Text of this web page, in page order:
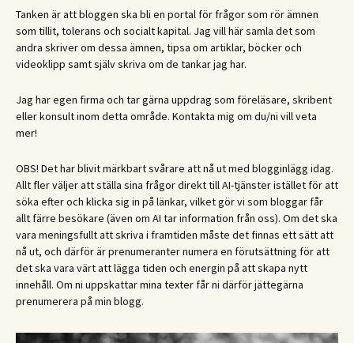
Tanken är att bloggen ska bli en portal för frågor som rör ämnen
som tillit, tolerans och socialt kapital. Jag vill här samla det som
andra skriver om dessa ämnen, tipsa om artiklar, böcker och
videoklipp samt själv skriva om de tankar jag har.
Jag har egen firma och tar gärna uppdrag som föreläsare, skribent
eller konsult inom detta område. Kontakta mig om du/ni vill veta
mer!
OBS! Det har blivit märkbart svårare att nå ut med blogginlägg idag.
Allt fler väljer att ställa sina frågor direkt till AI-tjänster istället för att
söka efter och klicka sig in på länkar, vilket gör vi som bloggar får
allt färre besökare (även om AI tar information från oss). Om det ska
vara meningsfullt att skriva i framtiden måste det finnas ett sätt att
nå ut, och därför är prenumeranter numera en förutsättning för att
det ska vara värt att lägga tiden och energin på att skapa nytt
innehåll. Om ni uppskattar mina texter får ni därför jättegärna
prenumerera på min blogg.